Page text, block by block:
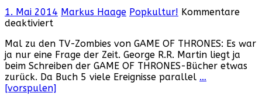
1. Mai 2014 Markus Haage Popkultur! Kommentare
deaktiviertfür
of
Thrones:
Ein
paar
Gedanken
Mal zu den TV-Zombies von GAME OF THRONES: Es war
ja nur eine Frage der Zeit. George R.R. Martin liegt ja
beim Schreiben der GAME OF THRONES-Bücher etwas
zurück. Da Buch 5 viele Ereignisse parallel …
[vorspulen]